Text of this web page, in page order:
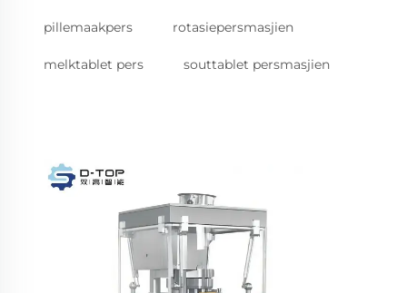
pillemaakpers rotasiepersmasjien
melktablet pers souttablet persmasjien